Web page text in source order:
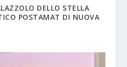
DELLO STELLA
POSTAMAT DI NUOVA